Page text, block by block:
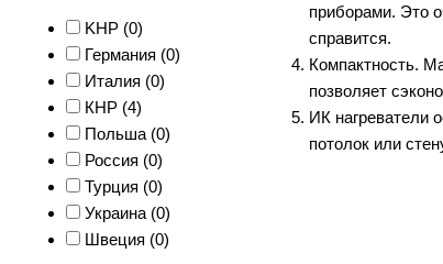
KHP (0)
Германия (0)
Италия (0)
КНР (4)
Польша (0)
Россия (0)
Турция (0)
Украина (0)
Швеция (0)
приборами. Это
справится.
Компактность.
позволяет
ИК нагреватели
потолок или